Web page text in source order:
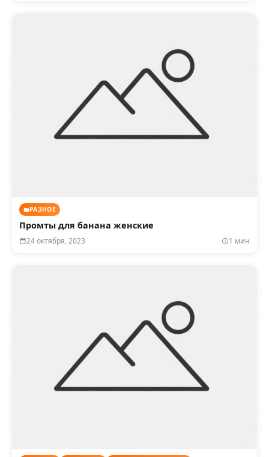
РАЗНОЕ
Промты для банана женские
24 октября, 2023 1 мин